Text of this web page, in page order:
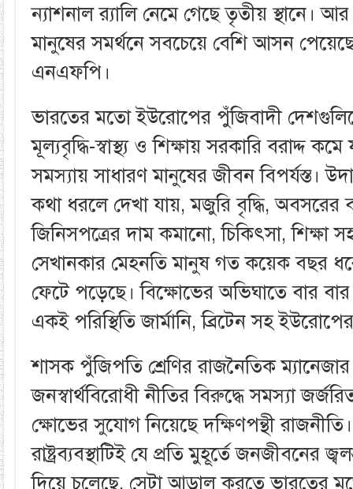
ন্যাশনাল ব়‌্যালি নেমে গেছে তৃতীয় স্থানে। আর
মানুষের সমর্থনে সবচেয়ে বেশি আসন পেয়েছে
এনএফপি।
ভারতের মতো ইউরোপের পুঁজিবাদী
মূল্যবৃদ্ধি-স্বাস্থ্য ও শিক্ষায় সরকারি বরাদ্দ
সমস্যায় সাধারণ মানুষের জীবন বিপর্যস্ত।
কথা ধরলে দেখা যায়, মজুরি বৃদ্ধি, অবসরের
জিনিসপত্রের দাম কমানো, চিকিৎসা,
সেখানকার মেহনতি মানুষ গত কয়েক বছর
ফেটে পড়েছে। বিক্ষোভের অভিঘাতে বার বার
একই পরিস্থিতি জার্মানি, ব্রিটেন সহ
শাসক পুঁজিপতি শ্রেণির রাজনৈতিক
জনস্বার্থবিরোধী নীতির বিরুদ্ধে সমস্যা
ক্ষোভের সুযোগ নিয়েছে দক্ষিণপন্থী
রাষ্ট্রব্যবস্থাটিই যে প্রতি মুহূর্তে জনজীবনের
দিয়ে চলেছে, সেটা আড়াল করতে ভারতের